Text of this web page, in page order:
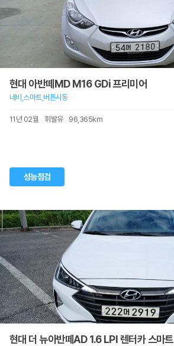
현대 아반떼MD M16 GDi 프리미어
네비,스마트,버튼시동
11년 02월 휘발유 96,365km
성능점검
현대 더 뉴아반떼AD 1.6 LPI 렌터카 스마트